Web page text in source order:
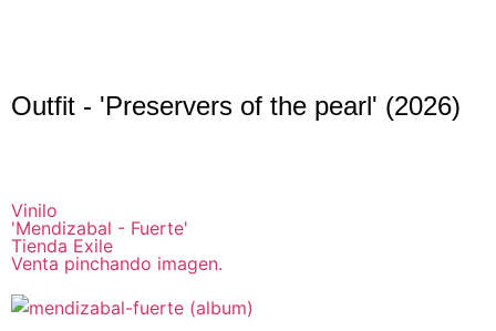
Outfit - 'Preservers of the pearl' (2026)
Vinilo
'Mendizabal - Fuerte'
Tienda Exile
Venta pinchando imagen.